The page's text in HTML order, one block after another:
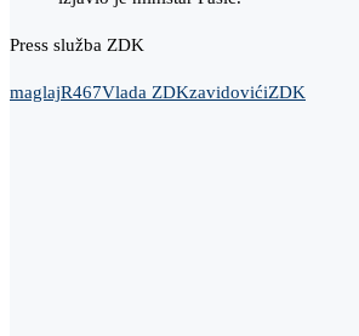
Press služba ZDK
maglajR467Vlada ZDKzavidovićiZDK